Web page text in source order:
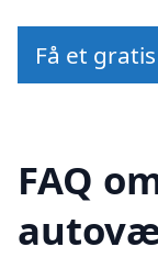
Få et
FAQ